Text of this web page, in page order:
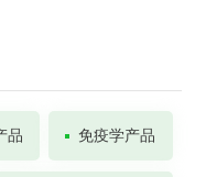
品 免疫学产品